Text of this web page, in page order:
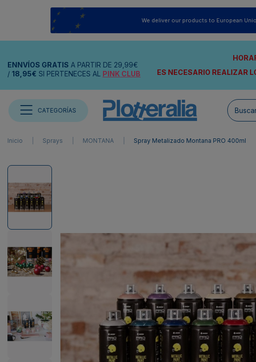
We deliver our products to European
ENNVÍOS GRATIS A PARTIR DE 29,99€
/ 18,95€ SI PERTENECES AL PINK CLUB
ES NECESARIO REALIZAR
CATEGORÍAS
Inicio Sprays MONTANA Spray Metalizado Montana PRO 400ml